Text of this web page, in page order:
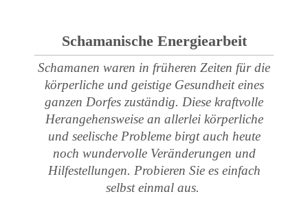
Schamanische Energiearbeit
Schamanen waren in früheren Zeiten für die
körperliche und geistige Gesundheit eines
ganzen Dorfes zuständig. Diese kraftvolle
Herangehensweise an allerlei körperliche
und seelische Probleme birgt auch heute
noch wundervolle Veränderungen und
Hilfestellungen. Probieren Sie es einfach
selbst einmal aus.